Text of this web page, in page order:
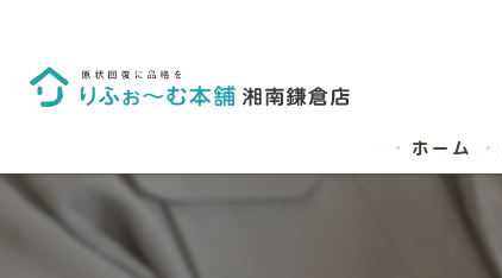
ホーム